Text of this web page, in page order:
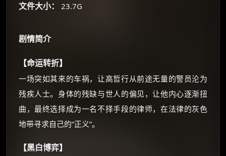
文件大小： 23.7G
剧情简介
【命运转折】
一场突如其来的车祸，让高哲行从前途无量的警员沦为
残疾人士。身体的残缺与世人的偏见，让他内心逐渐扭
曲，最终选择成为一名不择手段的律师，在法律的灰色
地带寻求自己的“正义”。
【黑白博弈】
你需要的各种会员，都可低价购买！
⚡
☕ 海外大侠？通过 Ko-fi 赐茶